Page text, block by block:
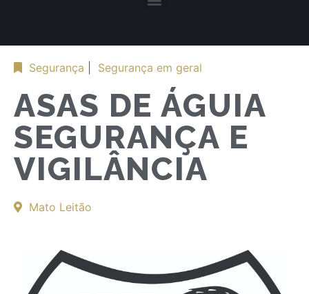
Segurança Segurança em geral
ASAS DE ÁGUIA
SEGURANÇA E
VIGILÂNCIA
Mato Leitão